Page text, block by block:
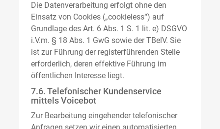
Die Datenverarbeitung erfolgt ohne den
Einsatz von Cookies („cookieless“) auf
Grundlage des Art. 6 Abs. 1 S. 1 lit. e) DSGVO
i.V.m. § 18 Abs. 1 GwG sowie der TBelV. Sie
ist zur Führung der registerführenden Stelle
erforderlich, deren effektive Führung im
öffentlichen Interesse liegt.
7.6. Telefonischer Kundenservice
mittels Voicebot
Zur Bearbeitung eingehender telefonischer